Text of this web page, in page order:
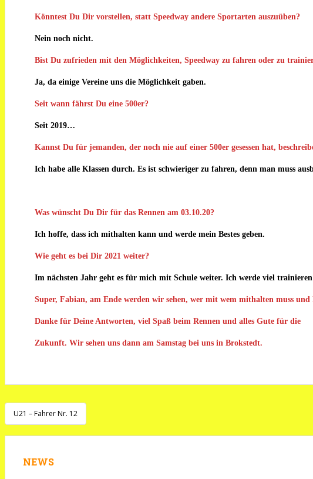
Könntest Du Dir vorstellen, statt Speedway andere Sportarten auszuüben?
Nein noch nicht.
Bist Du zufrieden mit den Möglichkeiten, Speedway zu fahren oder zu
Ja, da einige Vereine uns die Möglichkeit gaben.
Seit wann fährst Du eine 500er?
Seit 2019…
Kannst Du für jemanden, der noch nie auf einer 500er gesessen hat,
Ich habe alle Klassen durch. Es ist schwieriger zu fahren, denn man muss
Was wünscht Du Dir für das Rennen am 03.10.20?
Ich hoffe, dass ich mithalten kann und werde mein Bestes geben.
Wie geht es bei Dir 2021 weiter?
Im nächsten Jahr geht es für mich mit Schule weiter. Ich werde viel
Super, Fabian, am Ende werden wir sehen, wer mit wem mithalten muss und
Danke für Deine Antworten, viel Spaß beim Rennen und alles Gute für die
Zukunft. Wir sehen uns dann am Samstag bei uns in Brokstedt.
Beitragsnavigation
U21 – Fahrer Nr. 12
NEWS